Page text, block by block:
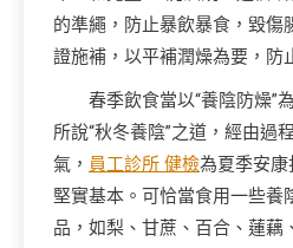
的準繩，防止暴飲暴食，毀傷
證施補，以平補潤燥為要，防
春季飲食當以“養陰防燥”
所說“秋冬養陰”之道，經由過
氣， 員工診所 健檢為夏季安康
堅實基本。可恰當食用一些養
品，如梨、甘蔗、百合、蓮藕